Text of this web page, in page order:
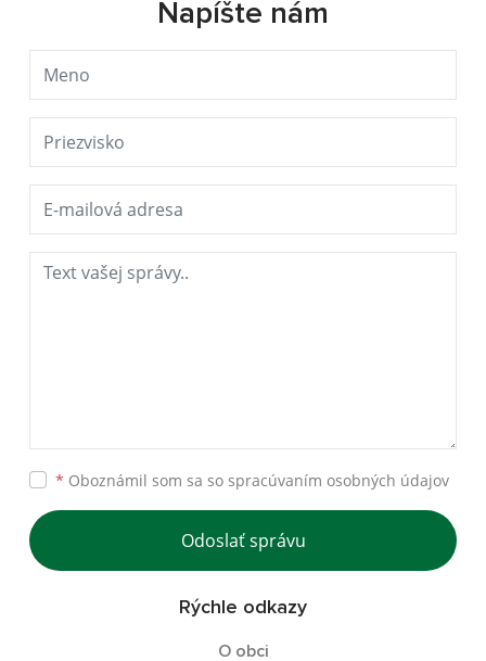
Napíšte nám
* Oboznámil som sa so spracúvaním osobných údajov
Odoslať správu
Rýchle odkazy
O obci